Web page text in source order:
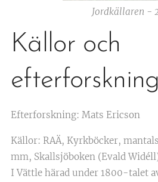
Jordkällaren -
Källor och
efterforskning
Efterforskning: Mats Ericson
Källor: RAÄ, Kyrkböcker,
mm, Skallsjöboken (Evald
I Vättle härad under 1800-talet